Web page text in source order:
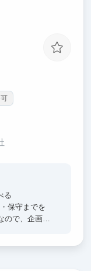
る
保守までを
で、企画・